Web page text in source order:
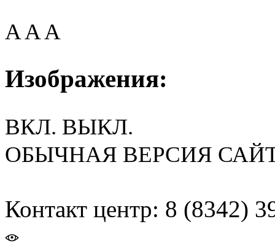
AAA
Изображения:
ВКЛ. ВЫКЛ.
ОБЫЧНАЯ ВЕРСИЯ
Контакт центр: 8 (8342)